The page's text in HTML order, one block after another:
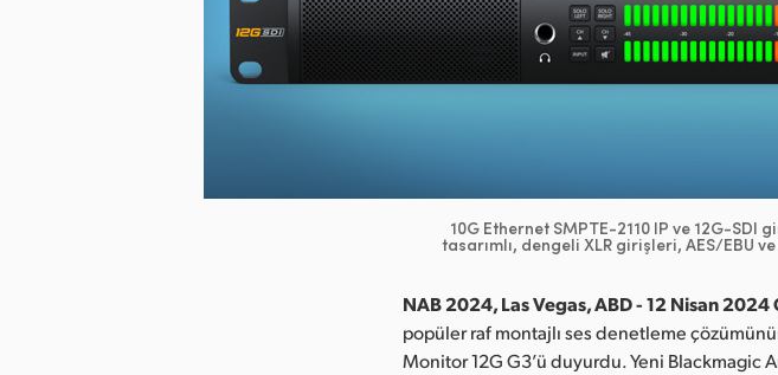
10G Ethernet SMPTE-2110 IP ve 12G-
tasarımlı, dengeli XLR girişleri, AES/EBU
NAB 2024, Las Vegas, ABD - 12 Nisan 2024
popüler raf montajlı ses denetleme
Monitor 12G G3’ü duyurdu. Yeni